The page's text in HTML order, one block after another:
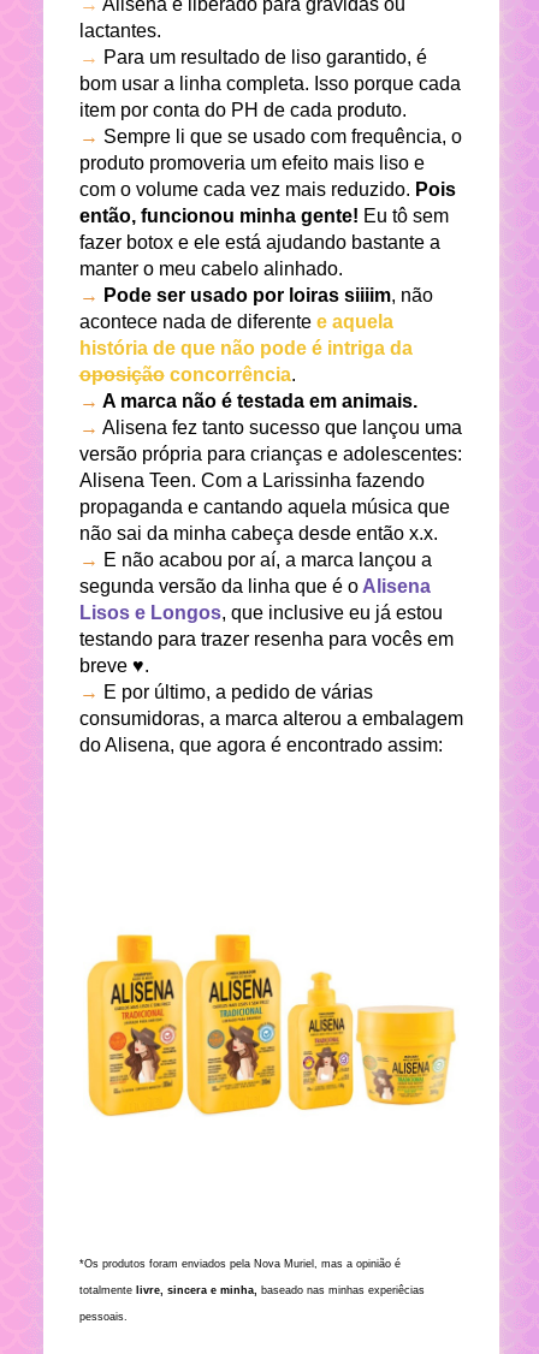
lactantes.
→ Para um resultado de liso garantido, é
bom usar a linha completa. Isso porque cada
item por conta do PH de cada produto.
→ Sempre li que se usado com frequência, o
produto promoveria um efeito mais liso e
com o volume cada vez mais reduzido. Pois
então, funcionou minha gente! Eu tô sem
fazer botox e ele está ajudando bastante a
manter o meu cabelo alinhado.
→ Pode ser usado por loiras siiiim, não
acontece nada de diferente e aquela
história de que não pode é intriga da
oposiçãoconcorrência.
→ A marca não é testada em animais.
→ Alisena fez tanto sucesso que lançou uma
versão própria para crianças e adolescentes:
Alisena Teen. Com a Larissinha fazendo
propaganda e cantando aquela música que
não sai da minha cabeça desde então x.x.
→ E não acabou por aí, a marca lançou a
segunda versão da linha que é oAlisena
Lisos e Longos, que inclusive eu já estou
testando para trazer resenha para vocês em
breve ♥.
→ E por último, a pedido de várias
consumidoras, a marca alterou a embalagem
do Alisena, que agora é encontrado assim:
*Os produtos foram enviados pela Nova Muriel, mas a opinião é
totalmentelivre, sincera e minha, baseado nas minhas experiêcias
pessoais.